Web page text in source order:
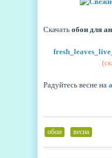
Скачать обои для
Радуйтесь весне на
обои весна